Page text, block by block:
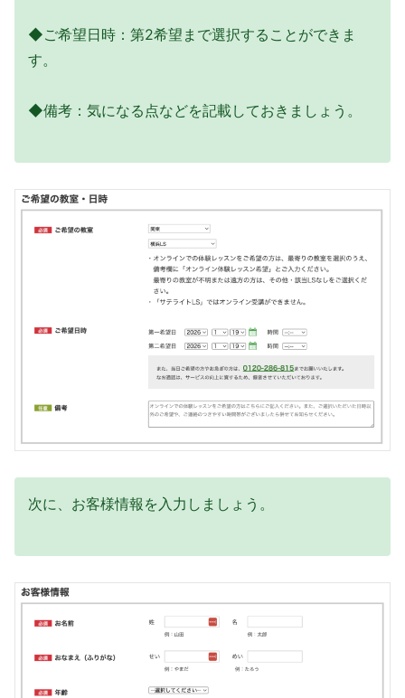
◆ご希望日時：第2希望まで選択することができま
す。
◆備考：気になる点などを記載しておきましょう。
次に、お客様情報を入力しましょう。